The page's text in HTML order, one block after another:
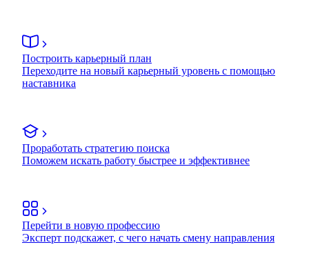
Построить карьерный план
Переходите на новый карьерный уровень с помощью
наставника
Проработать стратегию поиска
Поможем искать работу быстрее и эффективнее
Перейти в новую профессию
Эксперт подскажет, с чего начать смену направления